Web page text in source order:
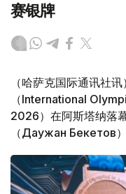
赛银牌
（哈萨克国际通讯社
（International
2026）在阿斯塔纳落
（Даужан Бекетов